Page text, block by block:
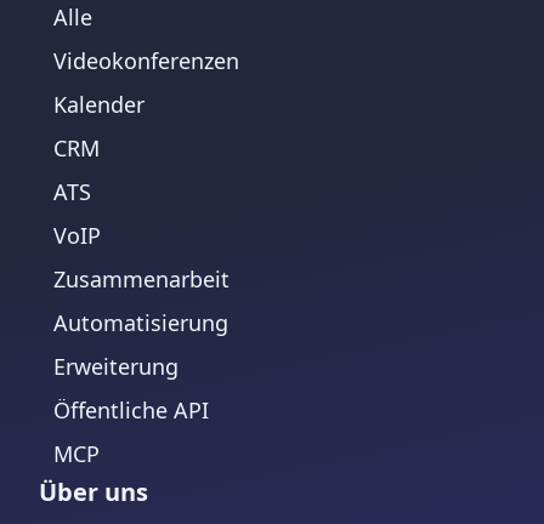
Alle
Videokonferenzen
Kalender
CRM
ATS
VoIP
Zusammenarbeit
Automatisierung
Erweiterung
Öffentliche API
MCP
Über uns